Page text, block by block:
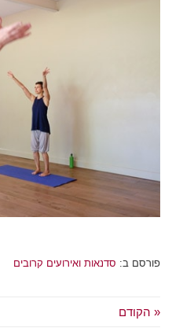
פורסם ב: סדנאות ואירועים קרובים
« הקודם